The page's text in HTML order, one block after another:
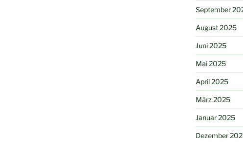
September
August 2025
Juni 2025
Mai 2025
April 2025
März 2025
Januar 2025
Dezember